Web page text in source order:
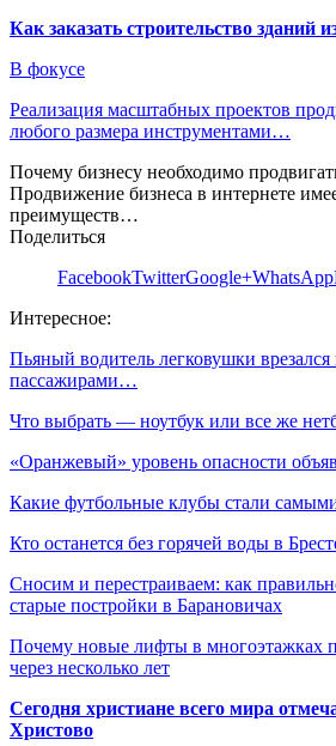
Как заказать строительство зданий
В фокусе
Реализация масштабных проектов
любого размера инструментами…
Почему бизнесу необходимо
Продвижение бизнеса в интернете
преимуществ…
Поделиться
FacebookTwitterGoogle+WhatsApp
Интересное:
Пьяный водитель легковушки врезался
пассажирами…
Что выбрать — ноутбук или все же
«Оранжевый» уровень опасности
Какие футбольные клубы стали
Кто останется без горячей воды в
Сносим и перестраиваем: как
старые постройки в Барановичах
Почему новые лифты в многоэтажках
через несколько лет
Сегодня христиане всего мира
Христово